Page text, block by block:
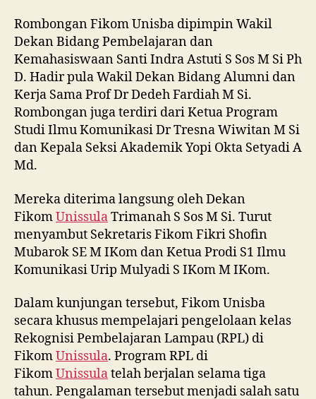
Rombongan Fikom Unisba dipimpin Wakil
Dekan Bidang Pembelajaran dan
Kemahasiswaan Santi Indra Astuti S Sos M Si Ph
D. Hadir pula Wakil Dekan Bidang Alumni dan
Kerja Sama Prof Dr Dedeh Fardiah M Si.
Rombongan juga terdiri dari Ketua Program
Studi Ilmu Komunikasi Dr Tresna Wiwitan M Si
dan Kepala Seksi Akademik Yopi Okta Setyadi A
Md.
Mereka diterima langsung oleh Dekan
FikomUnissulaTrimanah S Sos M Si. Turut
menyambut Sekretaris Fikom Fikri Shofin
Mubarok SE M IKom dan Ketua Prodi S1 Ilmu
Komunikasi Urip Mulyadi S IKom M IKom.
Dalam kunjungan tersebut, Fikom Unisba
secara khusus mempelajari pengelolaan kelas
Rekognisi Pembelajaran Lampau (RPL) di
FikomUnissula. Program RPL di
FikomUnissulatelah berjalan selama tiga
tahun. Pengalaman tersebut menjadi salah satu